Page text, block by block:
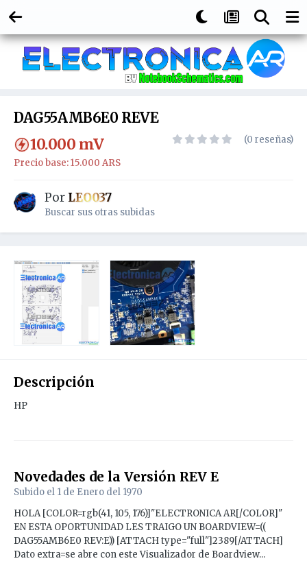
DAG55AMB6E0 REVE
10.000 mV
Precio base: 15.000 ARS
(0 reseñas)
Por LEO037
Buscar sus otras subidas
Descripción
HP
Novedades de la Versión REV E
Subido el 1 de Enero del 1970
HOLA [COLOR=rgb(41, 105, 176)]"ELECTRONICA AR[/COLOR]"
EN ESTA OPORTUNIDAD LES TRAIGO UN BOARDVIEW=((
DAG55AMB6E0 REV:E)) [ATTACH type="full"]2389[/ATTACH]
Dato extra=se abre con este Visualizador de Boardview...